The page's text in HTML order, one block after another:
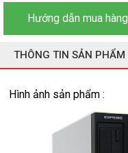
Hướng dẫn mua hàng
THÔNG TIN SẢN PHẨM
Hình ảnh sản phẩm :